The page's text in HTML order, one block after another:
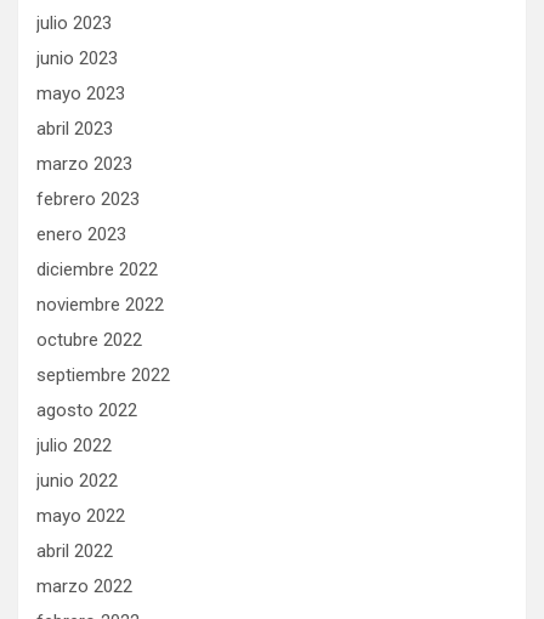
julio 2023
junio 2023
mayo 2023
abril 2023
marzo 2023
febrero 2023
enero 2023
diciembre 2022
noviembre 2022
octubre 2022
septiembre 2022
agosto 2022
julio 2022
junio 2022
mayo 2022
abril 2022
marzo 2022